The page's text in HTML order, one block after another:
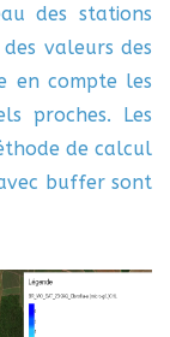
des stations
valeurs des
en compte les
proches. Les
de calcul
buffer sont